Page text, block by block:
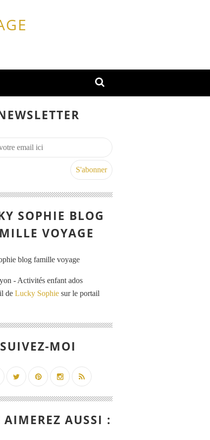
SOPHIE BLOG
VOYAGE
- Activités enfant ados
de Lucky Sophie sur le portail
SUIVEZ-MOI
AIMEREZ AUSSI :